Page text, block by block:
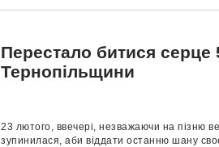
Перестало битися серце
Тернопільщини
23 лютого, ввечері, незважаючи на пізню
зупинилася, аби віддати останню шану